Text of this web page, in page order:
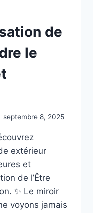
de
le
septembre 8, 2025
extérieur
et
de l’Être
✨ Le miroir
voyons jamais